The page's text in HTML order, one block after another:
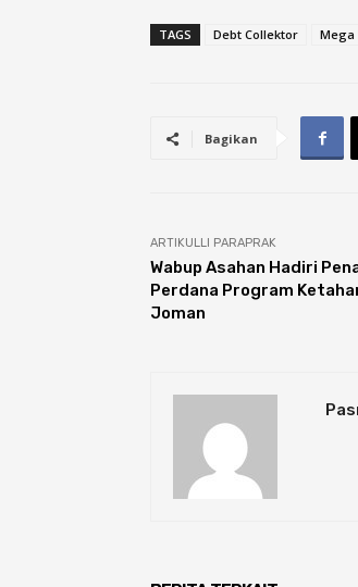
TAGS Debt Collektor Mega
Bagikan
ARTIKULLI PARAPRAK
Wabup Asahan Hadiri
Perdana Program
Joman